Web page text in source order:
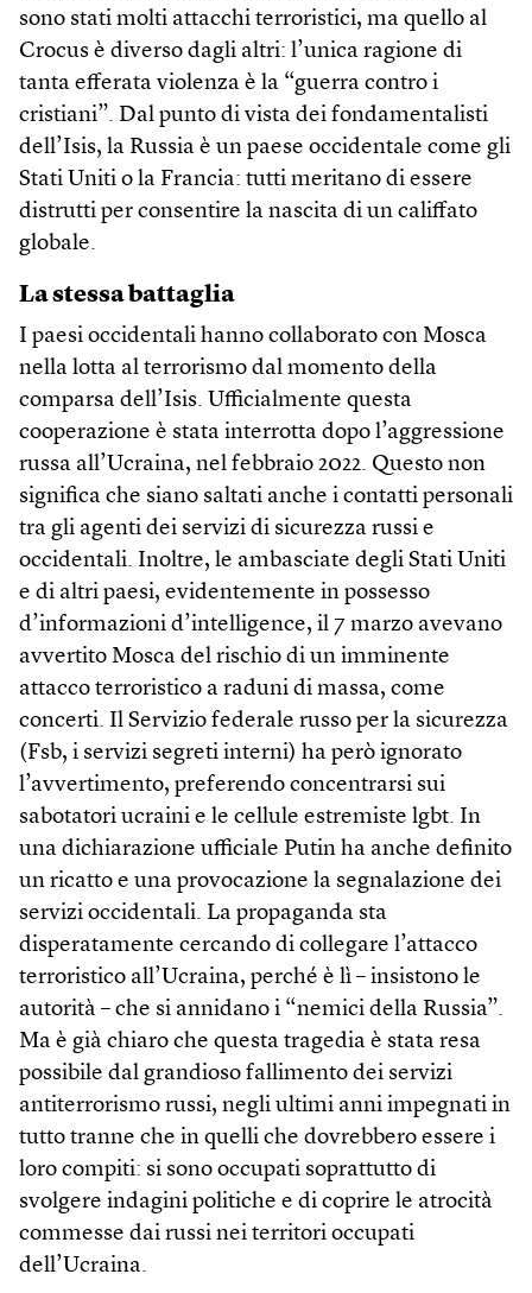
sono stati molti attacchi terroristici, ma quello al
Crocus è diverso dagli altri: l’unica ragione di
tanta efferata violenza è la “guerra contro i
cristiani”. Dal punto di vista dei fondamentalisti
dell’Isis, la Russia è un paese occidentale come gli
Stati Uniti o la Francia: tutti meritano di essere
distrutti per consentire la nascita di un califfato
globale.
La stessa battaglia
I paesi occidentali hanno collaborato con Mosca
nella lotta al terrorismo dal momento della
comparsa dell’Isis. Ufficialmente questa
cooperazione è stata interrotta dopo l’aggressione
russa all’Ucraina, nel febbraio 2022. Questo non
significa che siano saltati anche i contatti personali
tra gli agenti dei servizi di sicurezza russi e
occidentali. Inoltre, le ambasciate degli Stati Uniti
e di altri paesi, evidentemente in possesso
d’informazioni d’intelligence, il 7 marzo avevano
avvertito Mosca del rischio di un imminente
attacco terroristico a raduni di massa, come
concerti. Il Servizio federale russo per la sicurezza
(Fsb, i servizi segreti interni) ha però ignorato
l’avvertimento, preferendo concentrarsi sui
sabotatori ucraini e le cellule estremiste lgbt. In
una dichiarazione ufficiale Putin ha anche definito
un ricatto e una provocazione la segnalazione dei
servizi occidentali. La propaganda sta
disperatamente cercando di collegare l’attacco
terroristico all’Ucraina, perché è lì – insistono le
autorità – che si annidano i “nemici della Russia”.
Ma è già chiaro che questa tragedia è stata resa
possibile dal grandioso fallimento dei servizi
antiterrorismo russi, negli ultimi anni impegnati in
tutto tranne che in quelli che dovrebbero essere i
loro compiti: si sono occupati soprattutto di
svolgere indagini politiche e di coprire le atrocità
commesse dai russi nei territori occupati
dell’Ucraina.